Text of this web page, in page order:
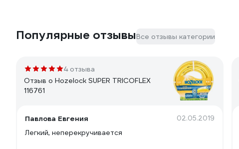
Популярные отзывыВсе отзывы категории
4 отзыва
Отзыв о Hozelock SUPER TRICOFLEX
116761
Павлова Евгения 02.05.2019
Легкий, неперекручивается